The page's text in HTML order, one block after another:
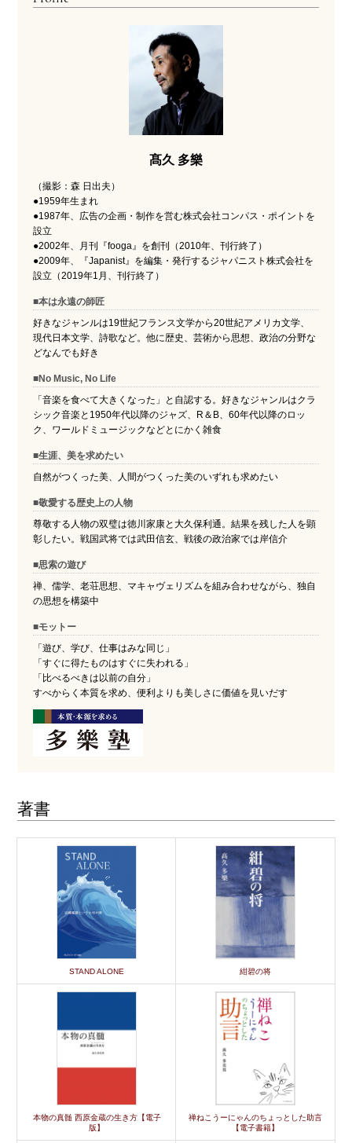
髙久 多樂
（撮影：森 日出夫）
●1959年生まれ
●1987年、広告の企画・制作を営む株式会社コンパス・ポイントを
設立
●2002年、月刊『fooga』を創刊（2010年、刊行終了）
●2009年、『Japanist』を編集・発行するジャパニスト株式会社を
設立（2019年1月、刊行終了）
■本は永遠の師匠
好きなジャンルは19世紀フランス文学から20世紀アメリカ文学、
現代日本文学、詩歌など。他に歴史、芸術から思想、政治の分野な
どなんでも好き
■No Music, No Life
「音楽を食べて大きくなった」と自認する。好きなジャンルはクラ
シック音楽と1950年代以降のジャズ、R＆B、60年代以降のロッ
ク、ワールドミュージックなどとにかく雑食
■生涯、美を求めたい
自然がつくった美、人間がつくった美のいずれも求めたい
■敬愛する歴史上の人物
尊敬する人物の双璧は徳川家康と大久保利通。結果を残した人を顕
彰したい。戦国武将では武田信玄、戦後の政治家では岸信介
■思索の遊び
禅、儒学、老荘思想、マキャヴェリズムを組み合わせながら、独自
の思想を構築中
■モットー
「遊び、学び、仕事はみな同じ」
「すぐに得たものはすぐに失われる」
「比べるべきは以前の自分」
すべからく本質を求め、便利よりも美しさに価値を見いだす
著書
STAND ALONE 紺碧の将
本物の真髄 西原金蔵の生き方【電子
版】
禅ねこうーにゃんのちょっとした助言
【電子書籍】